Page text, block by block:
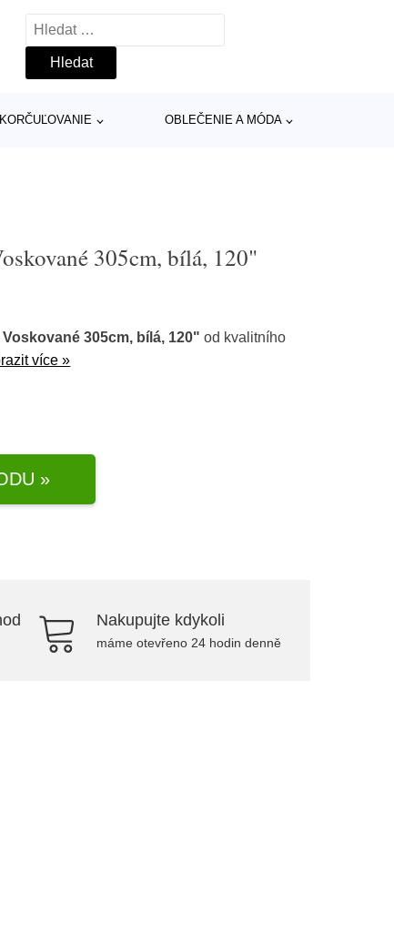
Vyhledávání
OBLEČENIE A MÓDA
305cm, bílá, 120"
305cm, bílá, 120" od kvalitního
více »
»
Nakupujte kdykoli
máme otevřeno 24 hodin denně